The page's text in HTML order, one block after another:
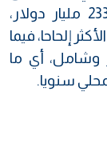
العام 2040، سيكون العراق بحاجة إلى 233 مليار دولار،
إلحاحا، فيما
أي ما